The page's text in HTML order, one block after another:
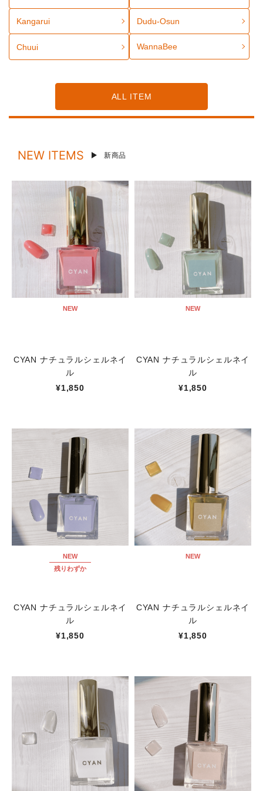
Kangarui Dudu-Osun
Chuui WannaBee
ALL ITEM
NEW ITEMS 新商品
NEW
CYAN ナチュラルシェルネイ
ル
¥1,850
NEW
CYAN ナチュラルシェルネイ
ル
¥1,850
NEW
残りわずか
CYAN ナチュラルシェルネイ
ル
¥1,850
NEW
CYAN ナチュラルシェルネイ
ル
¥1,850